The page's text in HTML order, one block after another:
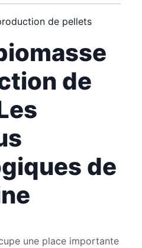
de
de
une place importante